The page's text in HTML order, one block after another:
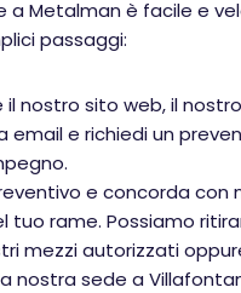
a Metalman è facile e
passaggi:
nostro sito web, il
email e richiedi un
e concorda con
tuo rame. Possiamo
mezzi autorizzati
nostra sede a